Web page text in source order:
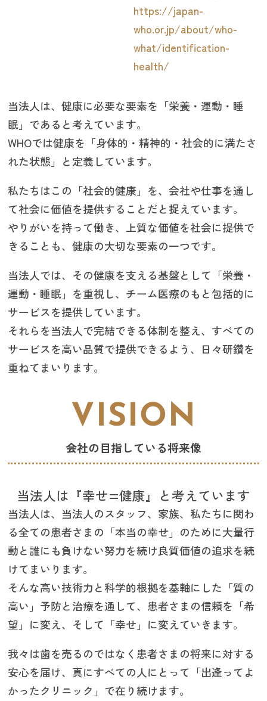
https://japan-
who.or.jp/about/who-
what/identification-
health/
当法人は、健康に必要な要素を「栄養・運動・睡
眠」であると考えています。
WHOでは健康を「身体的・精神的・社会的に満たさ
れた状態」と定義しています。
私たちはこの「社会的健康」を、会社や仕事を通し
て社会に価値を提供することだと捉えています。
やりがいを持って働き、上質な価値を社会に提供で
きることも、健康の大切な要素の一つです。
当法人では、その健康を支える基盤として「栄養・
運動・睡眠」を重視し、チーム医療のもと包括的に
サービスを提供しています。
それらを当法人で完結できる体制を整え、すべての
サービスを高い品質で提供できるよう、日々研鑽を
重ねてまいります。
VISION
会社の目指している将来像
当法人は『幸せ=健康』と考えています
当法人は、当法人のスタッフ、家族、私たちに関わ
る全ての患者さまの「本当の幸せ」のために大量行
動と誰にも負けない努力を続け良質価値の追求を続
けてまいります。
そんな高い技術力と科学的根拠を基軸にした「質の
高い」予防と治療を通して、患者さまの信頼を「希
望」に変え、そして「幸せ」に変えていきます。
我々は歯を売るのではなく患者さまの将来に対する
安心を届け、真にすべての人にとって「出逢ってよ
かったクリニック」で在り続けます。